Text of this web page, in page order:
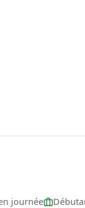
journée